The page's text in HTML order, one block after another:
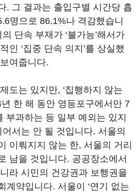
. 그 결과는 출입구별 시간당 흡
명으로 86.1%나 격감했습니
단속 부재가 ‘불가능’해서가
인 ‘집중 단속 의지’를 상실했
여줍니다.
도는 있지만, ‘집행하지 않는
년 한 해 동안 영등포구에서만 7
부과하는 등 일부 예외는 있지
서는 안 될 것입니다. 서울의
이뤄지지 않는 한, 서울의 거리
남을 것입니다. 공공장소에서
라 시민의 건강권과 보행권을
계약입니다. 서울이 ‘연기 없는